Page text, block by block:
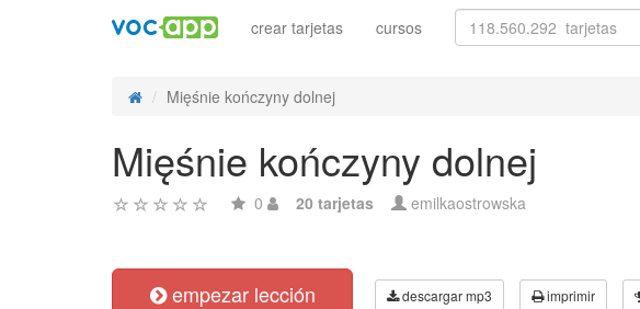
crear tarjetas cursos
Mięśnie kończyny dolnej
Mięśnie kończyny dolnej
0 20 tarjetas emilkaostrowska
empezar lección descargar mp3 imprimir